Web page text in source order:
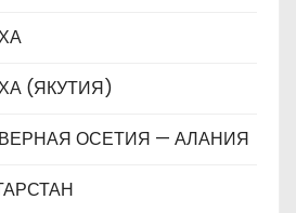
(ЯКУТИЯ)
ОСЕТИЯ — АЛАНИЯ